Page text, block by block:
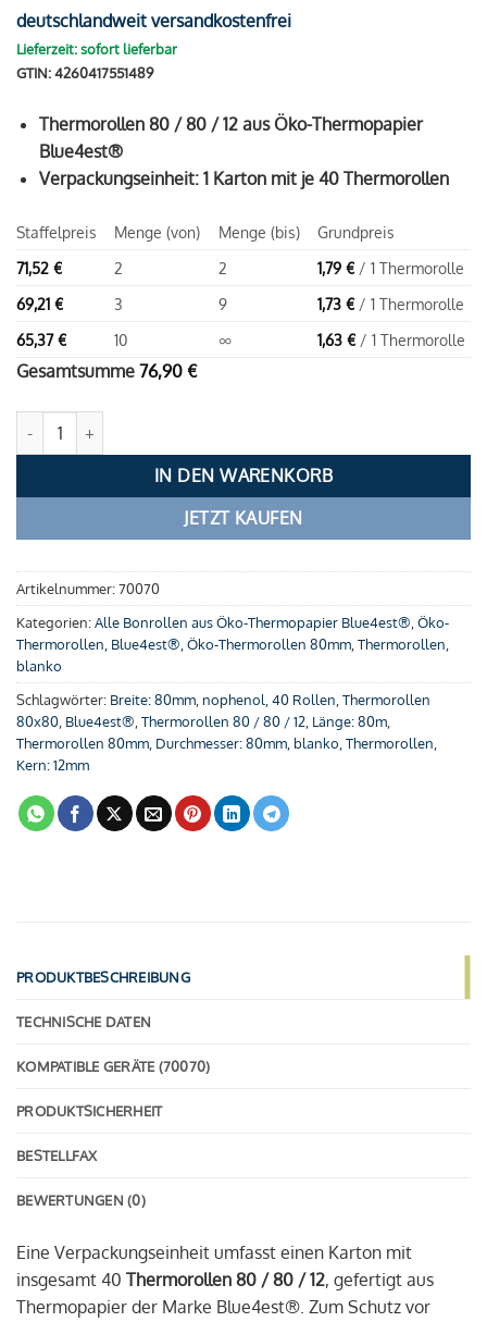
deutschlandweit versandkostenfrei
Lieferzeit: sofort lieferbar
GTIN: 4260417551489
Thermorollen 80 / 80 / 12 aus Öko-Thermopapier
Blue4est®
Verpackungseinheit: 1 Karton mit je 40 Thermorollen
Staffelpreis Menge (von) Menge (bis)
Grundpreis
71,52 € 2 2 1,79€ / 1 Thermorolle
69,21 € 3 9 1,73€ / 1 Thermorolle
65,37€ 10 ∞ 1,63€ / 1 Thermorolle
Gesamtsumme 76,90 €
Öko-Thermorollen 80 / 80 / 12 (80m) Menge
IN DEN WARENKORB
JETZT KAUFEN
Artikelnummer:70070
Kategorien:Alle Bonrollen aus Öko-Thermopapier Blue4est®,Öko-
Thermorollen, Blue4est®,Öko-Thermorollen 80mm,Thermorollen,
blanko
Schlagwörter: Breite: 80mm,nophenol,40 Rollen,Thermorollen
80x80, Blue4est®,Thermorollen 80 / 80 / 12, Länge: 80m,
Thermorollen 80mm, Durchmesser: 80mm, blanko,Thermorollen,
Kern: 12mm
PRODUKTBESCHREIBUNG
TECHNISCHE DATEN
KOMPATIBLE GERÄTE (70070)
PRODUKTSICHERHEIT
BESTELLFAX
BEWERTUNGEN (0)
Eine Verpackungseinheit umfasst einen Karton mit
insgesamt 40 Thermorollen 80 / 80 / 12, gefertigt aus
Thermopapier der Marke Blue4est®. Zum Schutz vor